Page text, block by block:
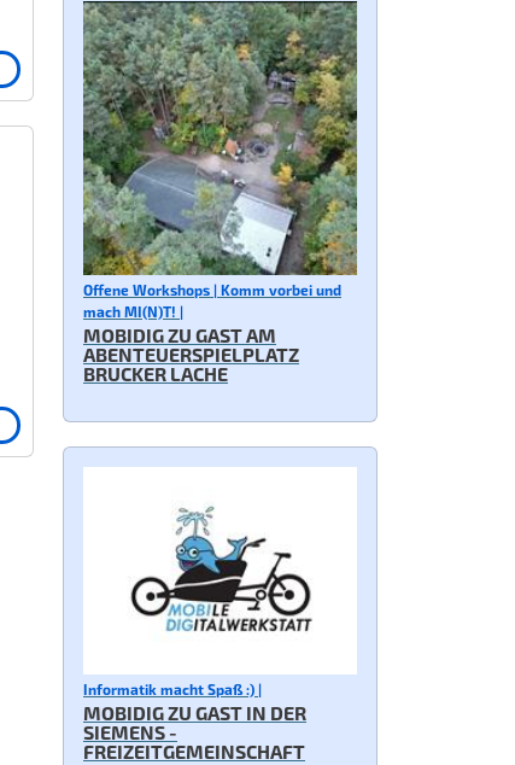
Offene Workshops | Komm vorbei und
mach MI(N)T! |
MOBIDIG ZU GAST AM
ABENTEUERSPIELPLATZ
BRUCKER LACHE
Informatik macht Spaß :) |
MOBIDIG ZU GAST IN DER
SIEMENS -
FREIZEITGEMEINSCHAFT